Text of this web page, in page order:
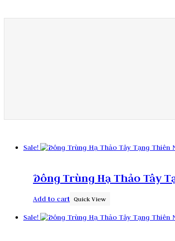
Sale!
Ðông Trùng Hạ Thảo Tây
Add to cart Quick View
Sale!